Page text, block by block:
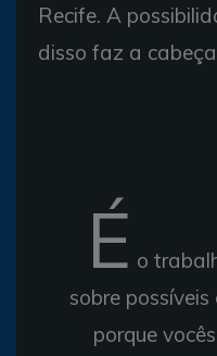
Recife. A
disso faz a
É o
sobre
porque